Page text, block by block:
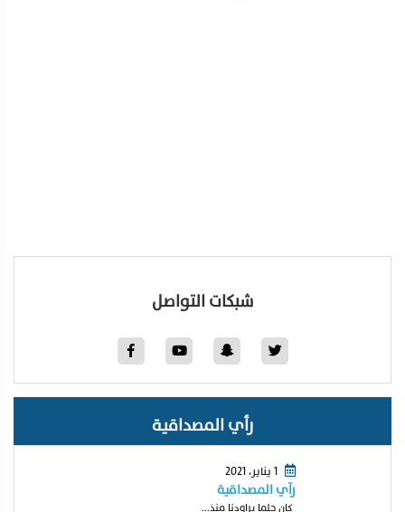
شبكات التواصل
رأي المصداقية
1 يناير، 2021
رآي المصداقية
كان حلما يراودنا منذ...